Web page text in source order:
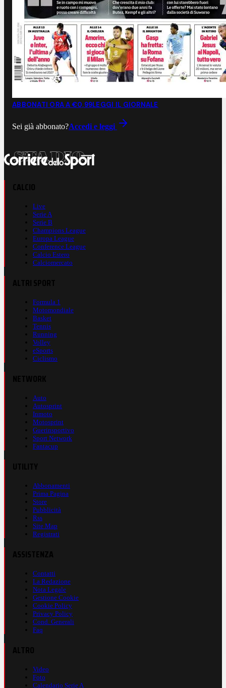
ABBONATI ORA A €0,99LEGGI IL GIORNALE
Sei già abbonato?Accedi e leggi
Live
Serie A
Serie B
Champions League
Europa League
Conference League
Calcio Estero
Calciomercato
Formula 1
Motomondiale
Basket
Tennis
Running
Volley
eSports
Ciclismo
Auto
Autosprint
Inmoto
Motosprint
Guerinsportivo
Sport Network
Fantacup
Abbonamenti
Prima Pagina
Store
Pubblicità
Rss
Site Map
Registrati
Contatti
La Redazione
Nota Legale
Gestione Cookie
Cookie Policy
Privacy Policy
Cond. Generali
Faq
Video
Foto
Calendario Serie A